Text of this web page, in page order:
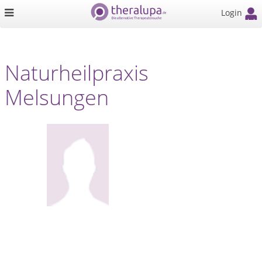
Login
Naturheilpraxis
Melsungen